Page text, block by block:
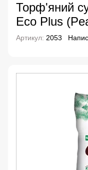
Торф'яний
Eco Plus
Артикул: 2053